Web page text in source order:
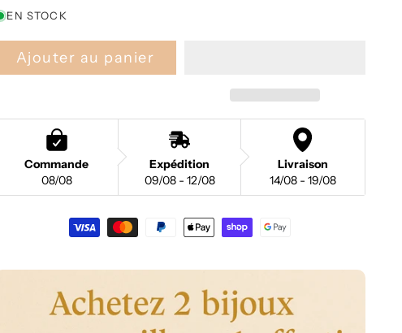
EN STOCK
Ajouter au panier
Commande
08/08
Expédition
09/08 - 12/08
Livraison
14/08 - 19/08